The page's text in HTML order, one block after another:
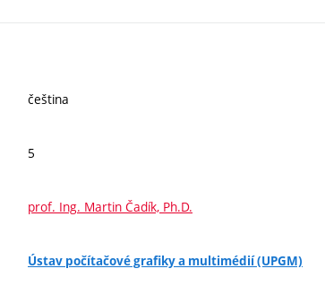
čeština
5
prof. Ing. Martin Čadík, Ph.D.
Ústav počítačové grafiky a multimédií (UPGM)